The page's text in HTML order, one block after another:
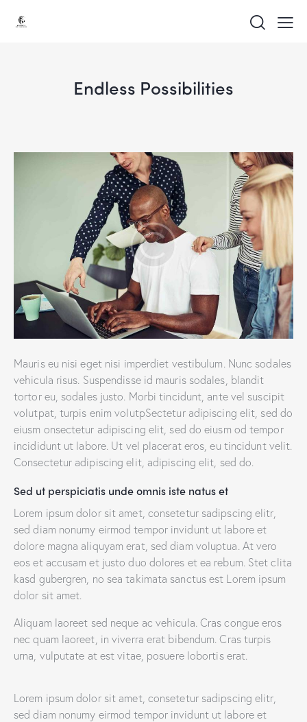
Endless Possibilities
Mauris eu nisi eget nisi imperdiet vestibulum. Nunc sodales
vehicula risus. Suspendisse id mauris sodales, blandit
tortor eu, sodales justo. Morbi tincidunt, ante vel suscipit
volutpat, turpis enim volutpSectetur adipiscing elit, sed do
eiusm onsectetur adipiscing elit, sed do eiusm od tempor
incididunt ut labore. Ut vel placerat eros, eu tincidunt velit.
Consectetur adipiscing elit, adipiscing elit, sed do.
Sed ut perspiciatis unde omnis iste natus et
Lorem ipsum dolor sit amet, consetetur sadipscing elitr,
sed diam nonumy eirmod tempor invidunt ut labore et
dolore magna aliquyam erat, sed diam voluptua. At vero
eos et accusam et justo duo dolores et ea rebum. Stet clita
kasd gubergren, no sea takimata sanctus est Lorem ipsum
dolor sit amet.
Aliquam laoreet sed neque ac vehicula. Cras congue eros
nec quam laoreet, in viverra erat bibendum. Cras turpis
urna, vulputate at est vitae, posuere lobortis erat.
Lorem ipsum dolor sit amet, consetetur sadipscing elitr,
sed diam nonumy eirmod tempor invidunt ut labore et